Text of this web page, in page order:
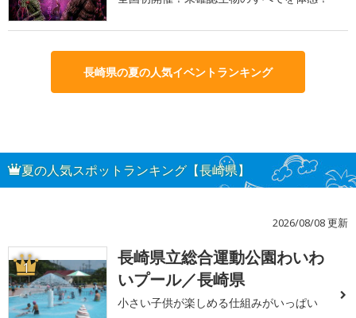
長崎県の夏の人気イベントランキング
夏の人気スポットランキング【長崎県】
2026/08/08 更新
1
長崎県立総合運動公園わいわ
いプール／長崎県
小さい子供が楽しめる仕組みがいっぱい